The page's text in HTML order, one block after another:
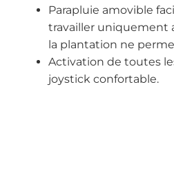
Parapluie amovible
travailler uniquement
la plantation ne
Activation de toutes
joystick confortable.